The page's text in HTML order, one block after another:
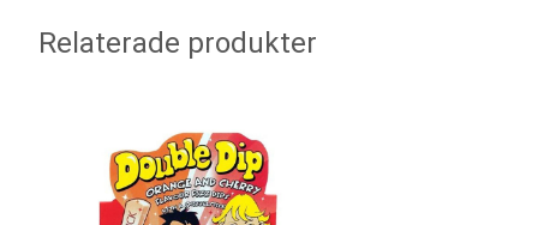
Relaterade produkter